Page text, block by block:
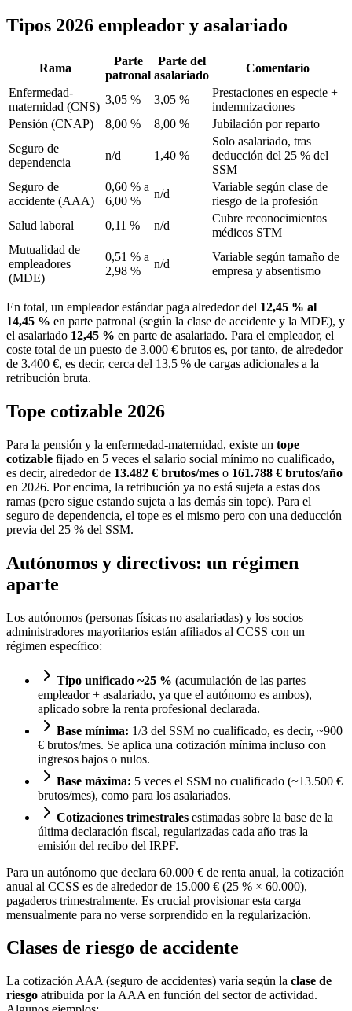
Tipos 2026 empleador y asalariado
Rama
Parte
patronal
Parte del
asalariado
Comentario
Enfermedad-
maternidad (CNS)
3,05 % 3,05 %
Prestaciones en especie +
indemnizaciones
Pensión (CNAP)
8,00 % 8,00 %
Jubilación por reparto
Seguro de
dependencia
n/d 1,40 %
Solo asalariado, tras
deducción del 25 % del
SSM
Seguro de
accidente (AAA)
0,60 % a
6,00 %
n/d
Variable según clase de
riesgo de la profesión
Salud laboral
0,11 % n/d
Cubre reconocimientos
médicos STM
Mutualidad de
empleadores
(MDE)
0,51 % a
2,98 %
n/d
Variable según tamaño de
empresa y absentismo
En total, un empleador estándar paga alrededor del 12,45 % al
14,45 % en parte patronal (según la clase de accidente y la MDE), y
el asalariado 12,45 % en parte de asalariado. Para el empleador, el
coste total de un puesto de 3.000 € brutos es, por tanto, de alrededor
de 3.400 €, es decir, cerca del 13,5 % de cargas adicionales a la
retribución bruta.
Tope cotizable 2026
Para la pensión y la enfermedad-maternidad, existe un tope
cotizable fijado en 5 veces el salario social mínimo no cualificado,
es decir, alrededor de 13.482 € brutos/mes o 161.788 € brutos/año
en 2026. Por encima, la retribución ya no está sujeta a estas dos
ramas (pero sigue estando sujeta a las demás sin tope). Para el
seguro de dependencia, el tope es el mismo pero con una deducción
previa del 25 % del SSM.
Autónomos y directivos: un régimen
aparte
Los autónomos (personas físicas no asalariadas) y los socios
administradores mayoritarios están afiliados al CCSS con un
régimen específico:
Tipo unificado ~25 % (acumulación de las partes
empleador + asalariado, ya que el autónomo es ambos),
aplicado sobre la renta profesional declarada.
Base mínima: 1/3 del SSM no cualificado, es decir, ~900
€ brutos/mes. Se aplica una cotización mínima incluso con
ingresos bajos o nulos.
Base máxima: 5 veces el SSM no cualificado (~13.500 €
brutos/mes), como para los asalariados.
Cotizaciones trimestrales estimadas sobre la base de la
última declaración fiscal, regularizadas cada año tras la
emisión del recibo del IRPF.
Para un autónomo que declara 60.000 € de renta anual, la cotización
anual al CCSS es de alrededor de 15.000 € (25 % × 60.000),
pagaderos trimestralmente. Es crucial provisionar esta carga
mensualmente para no verse sorprendido en la regularización.
Clases de riesgo de accidente
La cotización AAA (seguro de accidentes) varía según la clase de
riesgo atribuida por la AAA en función del sector de actividad.